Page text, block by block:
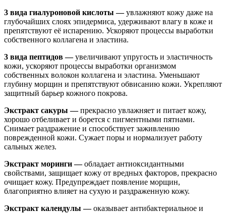
3 вида гиалуроновой кислоты —увлажняют кожу даже на
глубочайших слоях эпидермиса, удерживают влагу в коже и
препятствуют её испарению. Ускоряют процессы выработки
собственного коллагена и эластина.
3 вида пептидов —увеличивают упругость и эластичность
кожи, ускоряют процессы выработки организмом
собственных волокон коллагена и эластина. Уменьшают
глубину морщин и препятствуют обвисанию кожи. Укрепляют
защитный барьер кожного покрова.
Экстракт сакуры —прекрасно увлажняет и питает кожу,
хорошо отбеливает и борется с пигментными пятнами.
Снимает раздражение и способствует заживлению
поврежденной кожи. Сужает поры и нормализует работу
сальных желез.
Экстракт моринги —обладает антиоксидантными
свойствами, защищает кожу от вредных факторов, прекрасно
очищает кожу. Предупреждает появление морщин,
благоприятно влияет на сухую и раздраженную кожу.
Экстракт календулы —оказывает антибактериальное и